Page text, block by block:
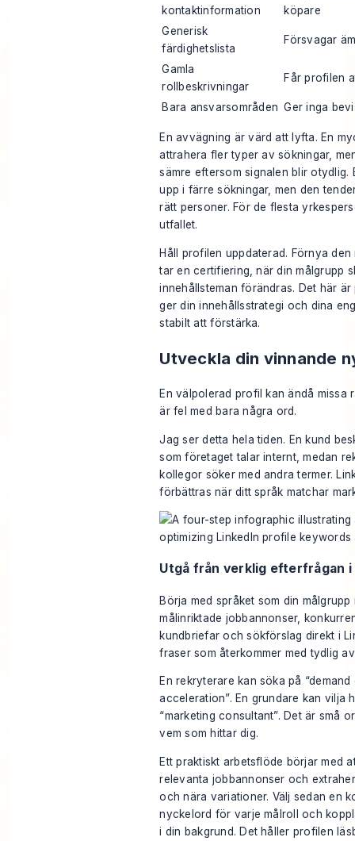
kontaktinformation
köpare
Generisk
färdighetslista
Försvagar
Gamla
rollbeskrivningar
Får profilen
Bara ansvarsområden Ger inga
En avvägning är värd att lyfta. En
attrahera fler typer av sökningar,
sämre eftersom signalen blir otydlig.
upp i färre sökningar, men den
rätt personer. För de flesta
utfallet.
Håll profilen uppdaterad. Förnya
tar en certifiering, när din målgrupp
innehållsteman förändras. Det här
ger din innehållsstrategi och dina
stabilt att förstärka.
Utveckla din vinnande
En välpolerad profil kan ändå missa
är fel med bara några ord.
Jag ser detta hela tiden. En kund
som företaget talar internt, medan
kollegor söker med andra termer.
förbättras när ditt språk matchar
Utgå från verklig efterfrågan
Börja med språket som din
målinriktade jobbannonser,
kundbriefar och sökförslag direkt i
fraser som återkommer med tydlig
En rekryterare kan söka på
acceleration”. En grundare kan vilja
“marketing consultant”. Det är små
vem som hittar dig.
Ett praktiskt arbetsflöde börjar med
relevanta jobbannonser och
och nära variationer. Välj sedan en
nyckelord för varje målroll och
i din bakgrund. Det håller profilen